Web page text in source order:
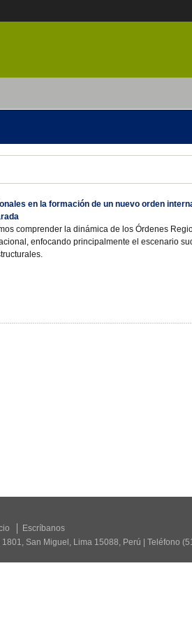
en la formación de un nuevo orden
comprender la dinámica de los Órdenes
enfocando principalmente el escenario
Escríbanos
San Miguel, Lima 15088, Perú | Teléfono